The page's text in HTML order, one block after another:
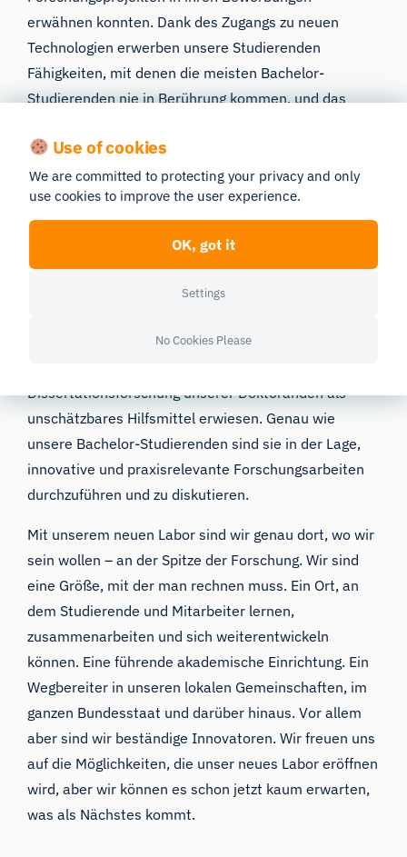
erwähnen konnten. Dank des Zugangs zu neuen
Technologien erwerben unsere Studierenden
Fähigkeiten, mit denen die meisten Bachelor-
Studierenden nie in Berührung kommen, und das
umkämpften Arbeitsmarkt. Und zum ersten Mal in
meiner Karriere kommen Scharen von Bachelor-
Studierenden auf mich zu, weil sie lernen wollen, wie
man diese Art von Forschung betreibt. Sie kommen
an die Mississippi State University und an das College
erlernen können, die ihnen einen Vorsprung
Dissertationsforschung unserer Doktoranden als
unschätzbares Hilfsmittel erwiesen. Genau wie
unsere Bachelor-Studierenden sind sie in der Lage,
innovative und praxisrelevante Forschungsarbeiten
durchzuführen und zu diskutieren.
Mit unserem neuen Labor sind wir genau dort, wo wir
sein wollen – an der Spitze der Forschung. Wir sind
eine Größe, mit der man rechnen muss. Ein Ort, an
dem Studierende und Mitarbeiter lernen,
zusammenarbeiten und sich weiterentwickeln
können. Eine führende akademische Einrichtung. Ein
Wegbereiter in unseren lokalen Gemeinschaften, im
ganzen Bundesstaat und darüber hinaus. Vor allem
aber sind wir beständige Innovatoren. Wir freuen uns
auf die Möglichkeiten, die unser neues Labor eröffnen
wird, aber wir können es schon jetzt kaum erwarten,
was als Nächstes kommt.
Use of cookies
We are committed to protecting your privacy and only
use cookies to improve the user experience.
OK, got it
Settings
No Cookies Please